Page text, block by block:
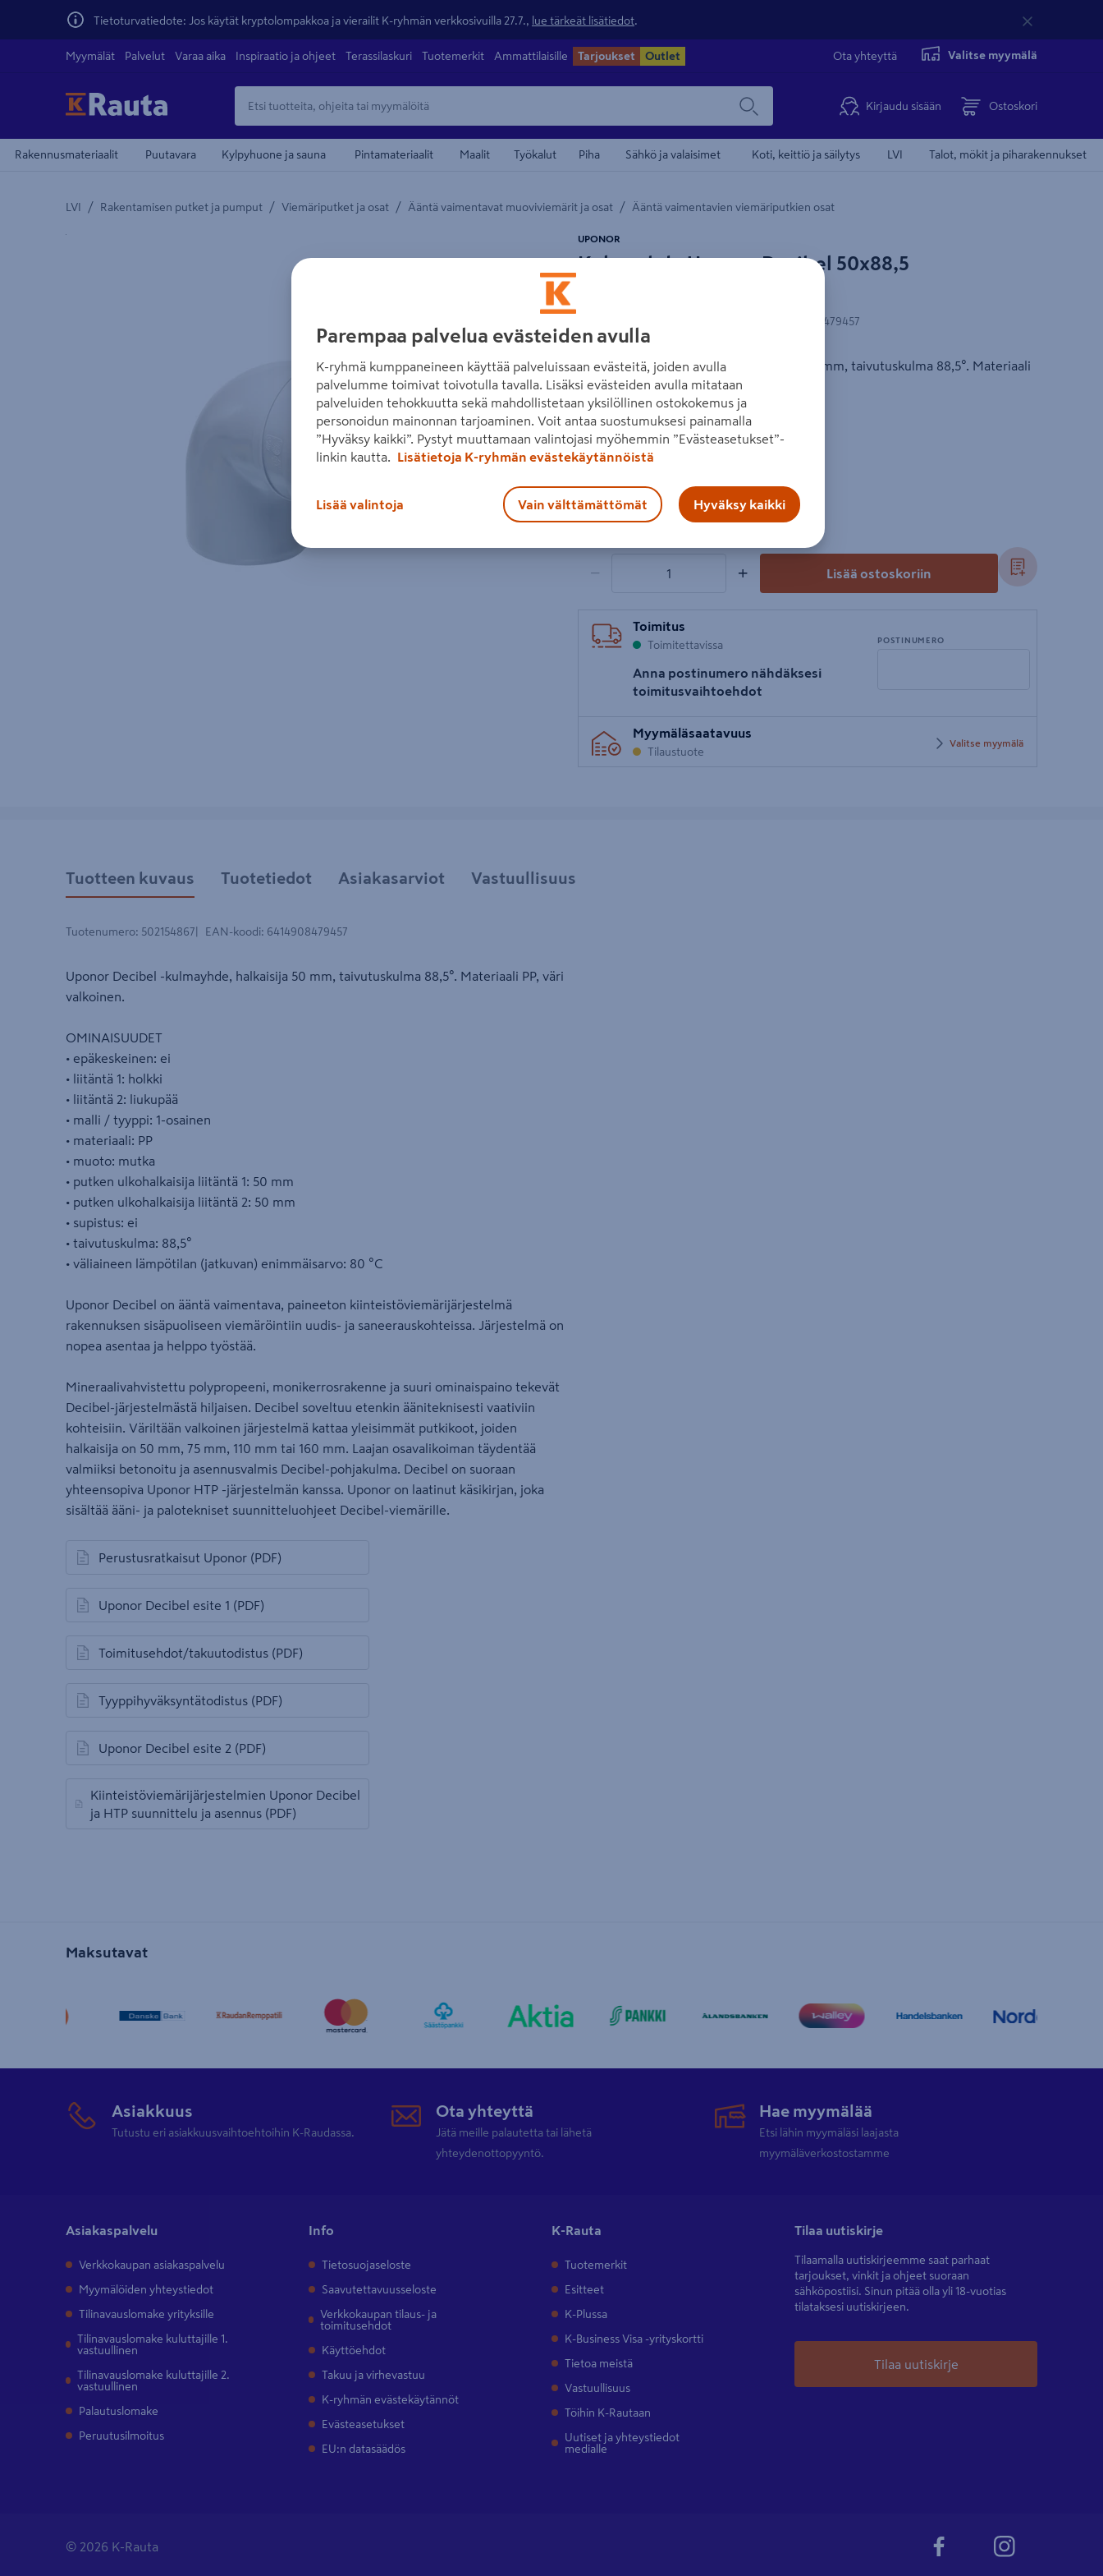
Tietoturvatiedote: Jos käytät kryptolompakkoa ja vierailit K-ryhmän verkkosivuilla 27.7., lue tärkeät lisätiedot
Myymälät Palvelut Varaa aika Inspiraatio ja ohjeet Terassilaskuri Tuotemerkit Ammattilaisille Tarjoukset Outlet Ota yhteyttä Valitse myymälä
Kirjaudu sisään Ostoskori
Rakennusmateriaalit Puutavara Kylpyhuone ja sauna Pintamateriaalit Maalit Työkalut Piha Sähkö ja valaisimet Koti, keittiö ja säilytys LVI Talot, mökit ja piharakennukset
LVI / Rakentamisen putket ja pumput / Viemäriputket ja osat / Ääntä vaimentavat muoviviemärit ja osat / Ääntä vaimentavien viemäriputkien osat
Yksityiskohtainen kuvaus löytyy Tuotteen kuvaus -maamerkistä
Kulmayhde Uponor Decibel 50x88,5
UPONOR
6414908479457
Uponor Decibel -kulmayhde, halkaisija 50 mm, taivutuskulma 88,5°. Materiaali
PP, väri valkoinen.
Lue koko tuotekuvaus
Katso liitetiedostot
Hinta verkkokaupassa
17,45€/kpl
17,45 € / kpl
− + Lisää ostoskoriin
Toimitus
Toimitettavissa
Anna postinumero nähdäksesi
toimitusvaihtoehdot
POSTINUMERO
postinumero
Myymäläsaatavuus
Tilaustuote
Valitse myymälä
Tuotteen kuvaus Tuotetiedot Asiakasarviot Vastuullisuus
Tuotenumero: 502154867 EAN-koodi: 6414908479457
Uponor Decibel -kulmayhde, halkaisija 50 mm, taivutuskulma 88,5°. Materiaali PP, väri
valkoinen.
OMINAISUUDET
• epäkeskeinen: ei
• liitäntä 1: holkki
• liitäntä 2: liukupää
• malli / tyyppi: 1-osainen
• materiaali: PP
• muoto: mutka
• putken ulkohalkaisija liitäntä 1: 50 mm
• putken ulkohalkaisija liitäntä 2: 50 mm
• supistus: ei
• taivutuskulma: 88,5°
• väliaineen lämpötilan (jatkuvan) enimmäisarvo: 80 °C
Uponor Decibel on ääntä vaimentava, paineeton kiinteistöviemärijärjestelmä
rakennuksen sisäpuoliseen viemäröintiin uudis- ja saneerauskohteissa. Järjestelmä on
nopea asentaa ja helppo työstää.
Mineraalivahvistettu polypropeeni, monikerrosrakenne ja suuri ominaispaino tekevät
Decibel-järjestelmästä hiljaisen. Decibel soveltuu etenkin ääniteknisesti vaativiin
kohteisiin. Väriltään valkoinen järjestelmä kattaa yleisimmät putkikoot, joiden
halkaisija on 50 mm, 75 mm, 110 mm tai 160 mm. Laajan osavalikoiman täydentää
valmiiksi betonoitu ja asennusvalmis Decibel-pohjakulma. Decibel on suoraan
yhteensopiva Uponor HTP -järjestelmän kanssa. Uponor on laatinut käsikirjan, joka
sisältää ääni- ja palotekniset suunnitteluohjeet Decibel-viemärille.
Perustusratkaisut Uponor (PDF)
avautuu uuteen välilehteen
Uponor Decibel esite 1 (PDF)
avautuu uuteen välilehteen
Toimitusehdot/takuutodistus (PDF)
avautuu uuteen välilehteen
Tyyppihyväksyntätodistus (PDF)
avautuu uuteen välilehteen
Uponor Decibel esite 2 (PDF)
avautuu uuteen välilehteen
Kiinteistöviemärijärjestelmien Uponor Decibel
ja HTP suunnittelu ja asennus(PDF)
avautuu uuteen välilehteen
Maksutavat
Asiakkuus
Tutustu eri asiakkuusvaihtoehtoihin K-Raudassa.
Ota yhteyttä
Jätä meille palautetta tai lähetä
yhteydenottopyyntö.
Hae myymälää
Etsi lähin myymäläsi laajasta
myymäläverkostostamme
Asiakaspalvelu
Verkkokaupan asiakaspalvelu
Myymälöiden yhteystiedot
Tilinavauslomake yrityksille
Tilinavauslomake kuluttajille 1.
vastuullinen
Tilinavauslomake kuluttajille 2.
vastuullinen
Palautuslomake
Peruutusilmoitus
Info
Tietosuojaseloste
Saavutettavuusseloste
Verkkokaupan tilaus- ja
toimitusehdot
Käyttöehdot
Takuu ja virhevastuu
K-ryhmän evästekäytännöt
Evästeasetukset
EU:n datasäädös
K-Rauta
Tuotemerkit
Esitteet
K-Plussa
K-Business Visa -yrityskortti
Tietoa meistä
Vastuullisuus
Töihin K-Rautaan
Uutiset ja yhteystiedot
medialle
Tilaa uutiskirje
Tilaamalla uutiskirjeemme saat parhaat
tarjoukset, vinkit ja ohjeet suoraan
sähköpostiisi. Sinun pitää olla yli 18-vuotias
tilataksesi uutiskirjeen.
Tilaa uutiskirje
© 2026 K-Rauta
Parempaa palvelua evästeiden avulla
K-ryhmä kumppaneineen käyttää palveluissaan evästeitä, joiden avulla
palvelumme toimivat toivotulla tavalla. Lisäksi evästeiden avulla mitataan
palveluiden tehokkuutta sekä mahdollistetaan yksilöllinen ostokokemus ja
personoidun mainonnan tarjoaminen. Voit antaa suostumuksesi painamalla
”Hyväksy kaikki”. Pystyt muuttamaan valintojasi myöhemmin ”Evästeasetukset”-
linkin kautta.
Lisätietoja K-ryhmän evästekäytännöistä
Lisää valintoja Vain välttämättömät Hyväksy kaikki